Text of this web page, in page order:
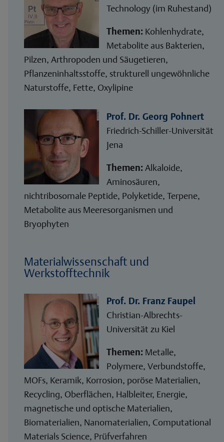
Technology (im Ruhestand)
Themen: Kohlenhydrate,
Metabolite aus Bakterien,
Pilzen, Arthropoden und Säugetieren,
Pflanzeninhaltsstoffe, strukturell ungewöhnliche
Naturstoffe, Fette, Oxylipine
Prof. Dr. Georg Pohnert
Friedrich-Schiller-Universität
Jena
Themen:Alkaloide,
Aminosäuren,
nichtribosomale Peptide, Polyketide, Terpene,
Metabolite aus Meeresorganismen und
Bryophyten
Materialwissenschaft und
Werkstofftechnik
Prof. Dr. Franz Faupel
Christian-Albrechts-
Universität zu Kiel
Themen: Metalle,
Polymere, Verbundstoffe,
MOFs, Keramik, Korrosion, poröse Materialien,
Recycling, Oberflächen, Halbleiter, Energie,
magnetische und optische Materialien,
Biomaterialien, Nanomaterialien, Computational
Materials Science, Prüfverfahren